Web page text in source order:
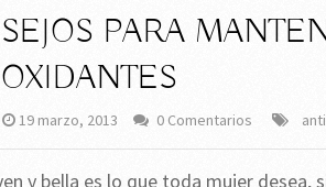
PARA
19 marzo, 2013 0 Comentarios
y bella es lo que toda mujer